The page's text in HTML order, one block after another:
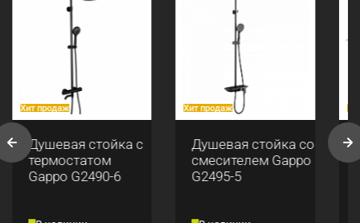
Хит продаж
Душевая стойка с
термостатом
Gappo G2490-6
Хит продаж
Душевая стойка со
смесителем Gappo
G2495-5